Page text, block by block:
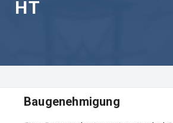
HT
Baugenehmigung